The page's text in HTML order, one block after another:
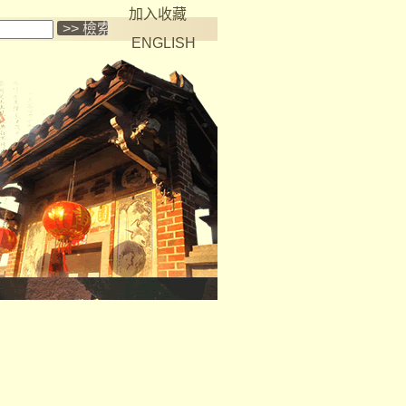
加入收藏
ENGLISH